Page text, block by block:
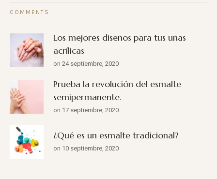
COMMENTS
Los mejores diseños para tus uñas
acrílicas
on 24 septiembre, 2020
Prueba la revolución del esmalte
semipermanente.
on 17 septiembre, 2020
¿Qué es un esmalte tradicional?
on 10 septiembre, 2020